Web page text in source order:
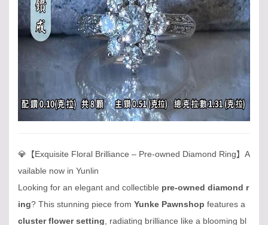
💎【Exquisite Floral Brilliance – Pre-owned Diamond Ring】A
vailable now in Yunlin
Looking for an elegant and collectible pre-owned diamond r
ing? This stunning piece from Yunke Pawnshop features a
cluster flower setting, radiating brilliance like a blooming bl